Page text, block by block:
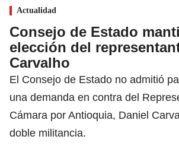
Actualidad
Consejo de Estado
elección del
Carvalho
El Consejo de Estado no admitió
una demanda en contra del
Cámara por Antioquia, Daniel
doble militancia.